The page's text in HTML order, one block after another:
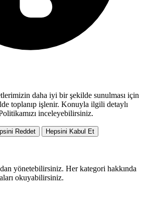
daha iyi bir şekilde sunulması için
toplanıp işlenir. Konuyla ilgili detaylı
inceleyebilirsiniz.
Reddet Hepsini Kabul Et
yönetebilirsiniz. Her kategori hakkında
okuyabilirsiniz.